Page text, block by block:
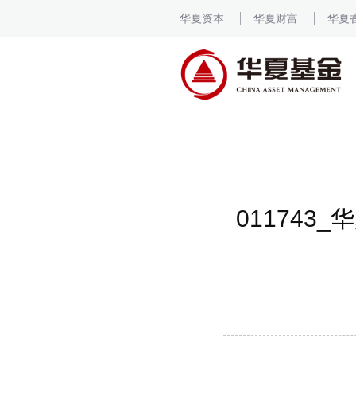
华夏资本 华夏财富 华夏
011743_